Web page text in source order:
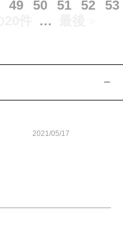
49 50 51 52
53
…
2021/05/17